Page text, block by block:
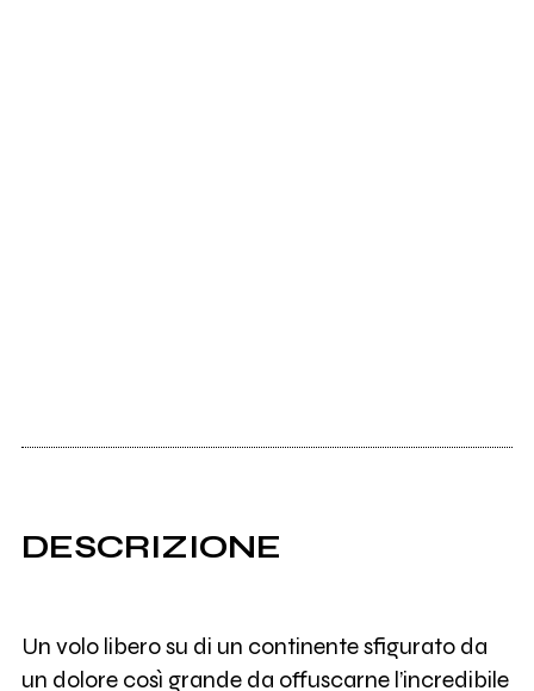
DESCRIZIONE
Un volo libero su di un continente sfigurato da
un dolore così grande da offuscarne l’incredibile